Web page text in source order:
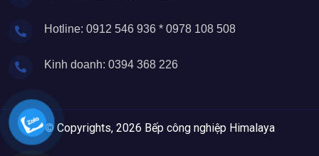
Hotline: 0912 546 936 * 0978 108 508
Kinh doanh: 0394 368 226
© Copyrights, 2026 Bếp công nghiệp Himalaya